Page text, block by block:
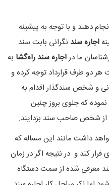
دهند و با توجه به پیشینه
اجاره سند نگرانی بابت سند
ما دراجاره سند راه‌گشا به
دو طرف قرارداد توجه کرده و
و شخص سندگذار اقدام به
که جلوی بروز چنین
از شخص صاحب سند بزدایند.
داشت مانند این مساله که
کند و در نتیجه اگر در زمان
معرفی شده از سمت دستگاه